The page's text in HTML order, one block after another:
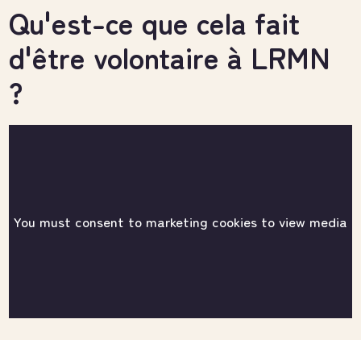
Qu'est-ce que cela fait
d'être volontaire à LRMN
?
You must consent to marketing cookies to view media